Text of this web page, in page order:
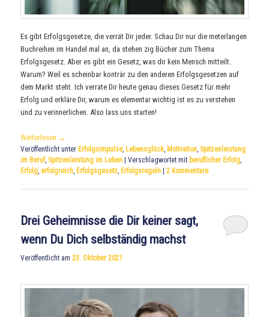
Es gibt Erfolgsgesetze, die verrät Dir jeder. Schau Dir nur die meterlangen
Buchreihen im Handel mal an, da stehen zig Bücher zum Thema
Erfolgsgesetz. Aber es gibt ein Gesetz, was dir kein Mensch mitteilt.
Warum? Weil es scheinbar konträr zu den anderen Erfolgsgesetzen auf
dem Markt steht. Ich verrate Dir heute genau dieses Gesetz für mehr
Erfolg und erkläre Dir, warum es elementar wichtig ist es zu verstehen
und zu verinnerlichen. Also lass uns starten!
Weiterlesen →
Veröffentlicht unter Erfolgsimpulse, Lebensglück, Motivation, Spitzenleistung
im Beruf, Spitzenleistung im Leben |Verschlagwortet mit beruflicher Erfolg,
Erfolg, erfolgreich, Erfolgsgesetz, Erfolgsregeln |2 Kommentare
Drei Geheimnisse die Dir keiner sagt,
wenn Du Dich selbständig machst
Veröffentlicht am23. Oktober 2021